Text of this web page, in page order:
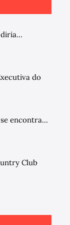
do
encontra...
Club